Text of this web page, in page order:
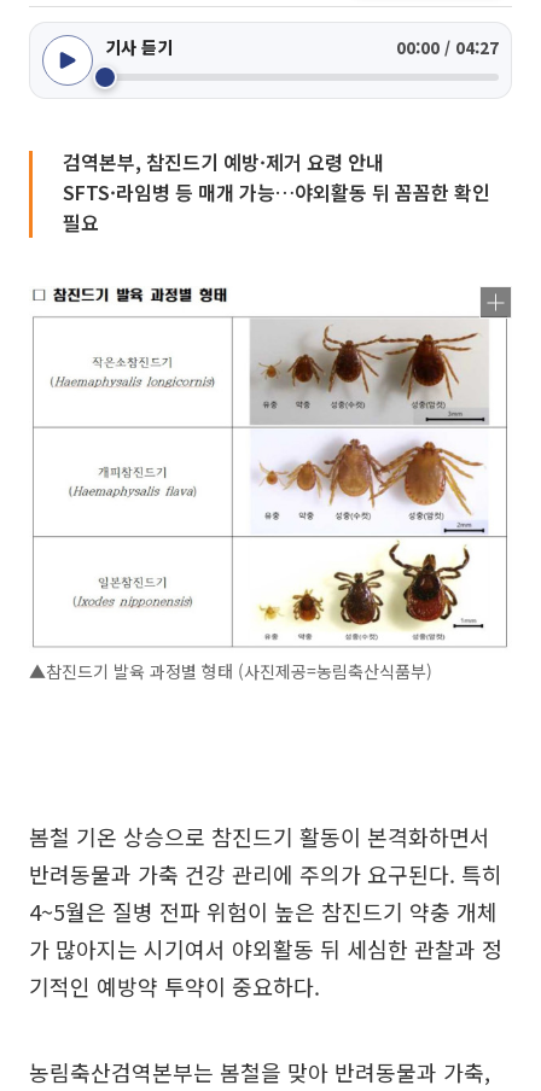
기사 듣기 00:00 / 04:27
검역본부, 참진드기 예방·제거 요령 안내
SFTS·라임병 등 매개 가능…야외활동 뒤 꼼꼼한 확인
필요
▲참진드기 발육 과정별 형태 (사진제공=농림축산식품부)
봄철 기온 상승으로 참진드기 활동이 본격화하면서
반려동물과 가축 건강 관리에 주의가 요구된다. 특히
4~5월은 질병 전파 위험이 높은 참진드기 약충 개체
가 많아지는 시기여서 야외활동 뒤 세심한 관찰과 정
기적인 예방약 투약이 중요하다.
농림축산검역본부는 봄철을 맞아 반려동물과 가축,